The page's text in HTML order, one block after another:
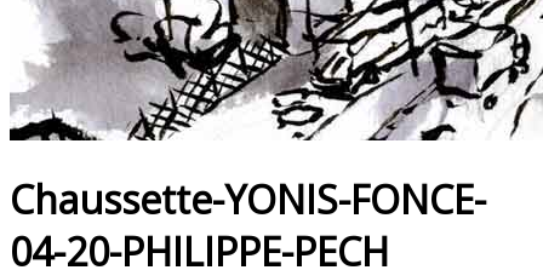
Chaussette-YONIS-FONCE-
04-20-PHILIPPE-PECH